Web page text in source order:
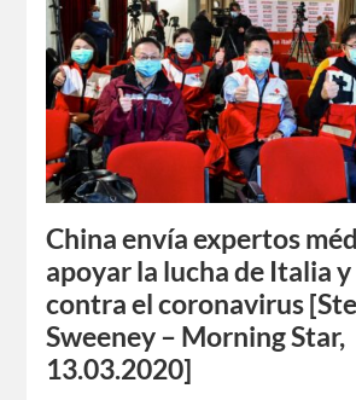
China envía expertos
apoyar la lucha de Italia y
contra el coronavirus
Sweeney – Morning Star,
13.03.2020]